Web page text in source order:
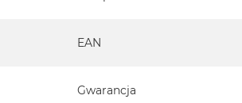
EAN
Gwarancja